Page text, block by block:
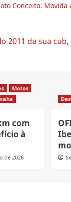
Conceito, Movida
2011 da sua cub,
Motos
com
à
de 2026